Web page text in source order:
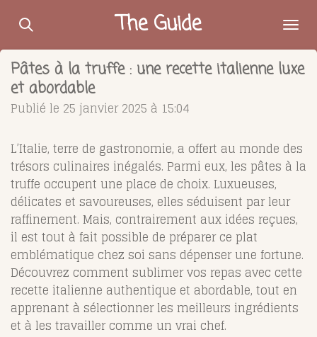
Passer
contenu
principal
The Guide
Pâtes à la truffe : une recette italienne luxe
et abordable
Publié le 25 janvier 2025 à 15:04
L’Italie, terre de gastronomie, a offert au monde des
trésors culinaires inégalés. Parmi eux, les pâtes à la
truffe occupent une place de choix. Luxueuses,
délicates et savoureuses, elles séduisent par leur
raffinement. Mais, contrairement aux idées reçues,
il est tout à fait possible de préparer ce plat
emblématique chez soi sans dépenser une fortune.
Découvrez comment sublimer vos repas avec cette
recette italienne authentique et abordable, tout en
apprenant à sélectionner les meilleurs ingrédients
et à les travailler comme un vrai chef.